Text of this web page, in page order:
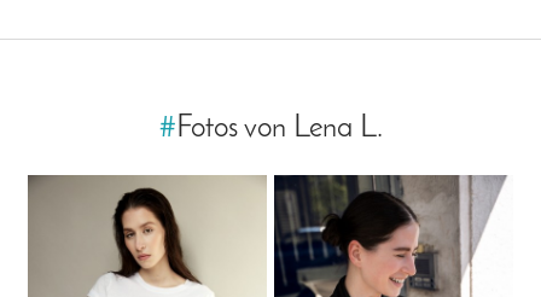
#Fotos von Lena L.